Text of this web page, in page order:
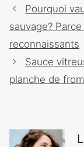
Navigation
des
articles
Pourquoi
sauvage?
reconnaissants
Sauce
planche de